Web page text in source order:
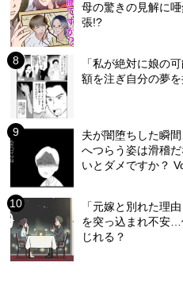
母の驚きの見解に
張!?
「私が絶対に娘の
額を注ぎ自分の夢
夫が闇堕ちした瞬
へつらう姿は滑稽
いとダメですか？
「元嫁と別れた理
を突っ込まれ不安
じれる？